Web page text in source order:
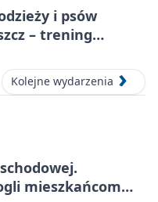
i psów
– trening
Kolejne wydarzenia
mieszkańcom